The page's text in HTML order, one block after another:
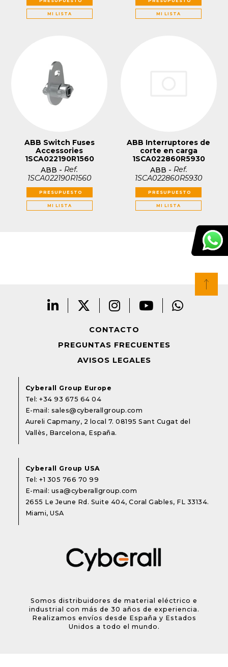
MI LISTA MI LISTA
ABB Switch Fuses
Accessories
1SCA022190R1560
ABB - Ref.
1SCA022190R1560
PRESUPUESTO
MI LISTA
ABB Interruptores de
corte en carga
1SCA022860R5930
ABB - Ref.
1SCA022860R5930
PRESUPUESTO
MI LISTA
CONTACTO
PREGUNTAS FRECUENTES
AVISOS LEGALES
Cyberall Group Europe
Tel:+34 93 675 64 04
E-mail: sales@cyberallgroup.com
Aureli Capmany, 2 local 7. 08195 Sant Cugat del
Vallès, Barcelona, España.
Cyberall Group USA
Tel:+1 305 766 70 99
E-mail: usa@cyberallgroup.com
2655 Le Jeune Rd. Suite 404, Coral Gables, FL 33134.
Miami, USA
Somos distribuidores de material eléctrico e
industrial con más de 30 años de experiencia.
Realizamos envíos desde España y Estados
Unidos a todo el mundo.